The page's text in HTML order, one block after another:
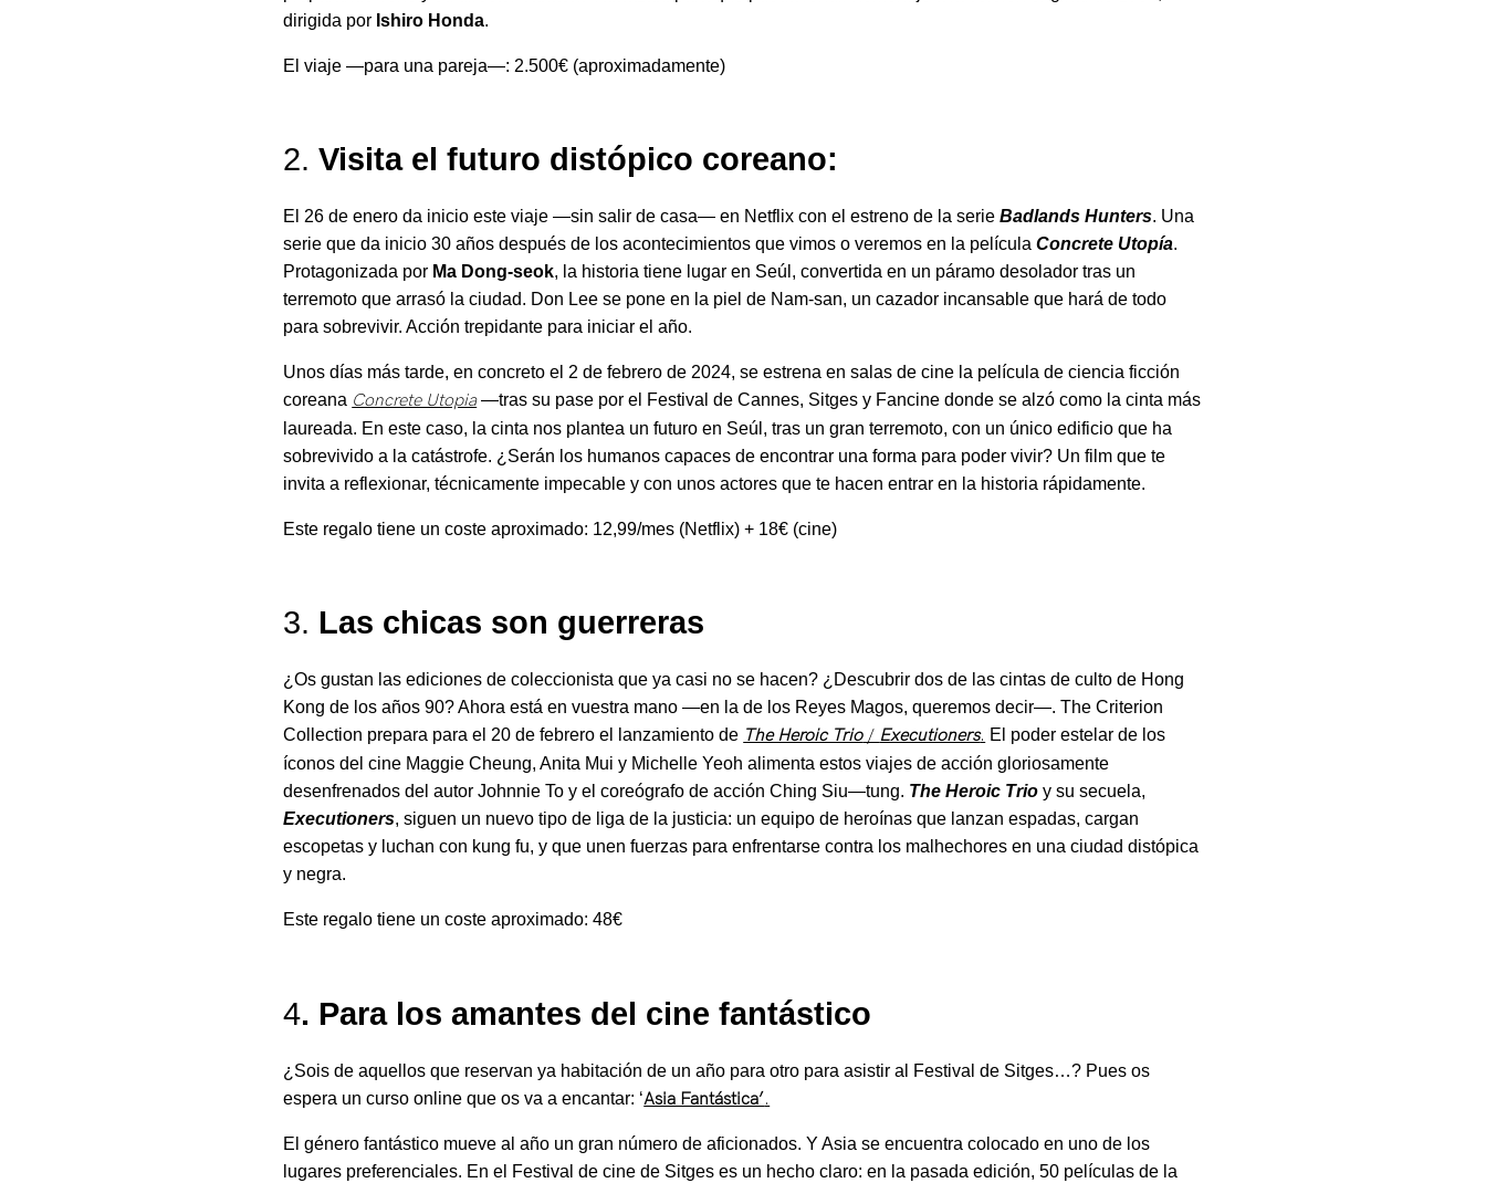
dirigida por Ishiro Honda.
El viaje —para una pareja—: 2.500€ (aproximadamente)
2.Visita el futuro distópico coreano:
El 26 de enero da inicio este viaje —sin salir de casa— en Netflix con el estreno de la serieBadlands Hunters. Una
serie que da inicio 30 años después de los acontecimientos que vimos o veremos en la películaConcrete Utopía.
Protagonizada por Ma Dong-seok, la historia tiene lugar en Seúl, convertida en un páramo desolador tras un
terremoto que arrasó la ciudad. Don Lee se pone en la piel de Nam‑san, un cazador incansable que hará de todo
para sobrevivir. Acción trepidante para iniciar el año.
Unos días más tarde, en concreto el 2 de febrero de 2024, se estrena en salas de cine la película de ciencia ficción
coreana Concrete Utopia—tras su pase por el Festival de Cannes, Sitges y Fancine donde se alzó como la cinta más
laureada. En este caso, la cinta nos plantea un futuro en Seúl, tras un gran terremoto, con un único edificio que ha
sobrevivido a la catástrofe. ¿Serán los humanos capaces de encontrar una forma para poder vivir? Un film que te
invita a reflexionar, técnicamente impecable y con unos actores que te hacen entrar en la historia rápidamente.
Este regalo tiene un coste aproximado: 12,99/mes (Netflix) + 18€ (cine)
3. Las chicas son guerreras
¿Os gustan las ediciones de coleccionista que ya casi no se hacen? ¿Descubrir dos de las cintas de culto de Hong
Kong de los años 90? Ahora está en vuestra mano —en la de los Reyes Magos, queremos decir—. The Criterion
Collection prepara para el 20 de febrero el lanzamiento de The Heroic Trio/ Executioners. El poder estelar de los
íconos del cine Maggie Cheung, Anita Mui y Michelle Yeoh alimenta estos viajes de acción gloriosamente
desenfrenados del autor Johnnie To y el coreógrafo de acción Ching Siu—tung. The Heroic Trio y su secuela,
Executioners, siguen un nuevo tipo de liga de la justicia: un equipo de heroínas que lanzan espadas, cargan
escopetas y luchan con kung fu, y que unen fuerzas para enfrentarse contra los malhechores en una ciudad distópica
y negra.
Este regalo tiene un coste aproximado: 48€
4. Para los amantes del cine fantástico
¿Sois de aquellos que reservan ya habitación de un año para otro para asistir al Festival de Sitges…? Pues os
espera un curso online que os va a encantar: ‘Asia Fantástica’.
El género fantástico mueve al año un gran número de aficionados. Y Asia se encuentra colocado en uno de los
lugares preferenciales. En el Festival de cine de Sitges es un hecho claro: en la pasada edición, 50 películas de la